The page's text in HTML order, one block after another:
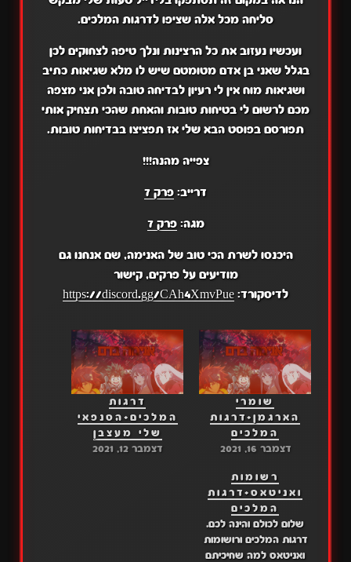
סליחה מכל אלה שציפו לדרגות המלכים.
ועכשיו נעזוב את כל הרצינות ונלך טיפה לצחוקים לכן
בגלל שאני בן אדם מטומטם שיש לו מלא שגיאות כתיב
ושגיאות מוח אין לי רעיון לבדיחה טובה ולכן אני מצפה
מכם לרשום לי בטיחות טובות והאחת שהכי תצחיק אותי
תפורסם בפוסט הבא שלי אז תפציצו בבדיחות טובות.
צפייה מהנה!!!
דרייב: פרק 7
מגה:פרק 7
היכנסו לשרת הכי טוב של האנימה, שם אנחנו גם
מודיעים על פרקים, קישור
לדיסקורד: https://discord.gg/CAh4XmvPue
שומרי
הארגמן+דרגות
המלכים
דצמבר 16, 2021
דרגות
המלכים+הסנפאי
שלי מעצבן
דצמבר 12, 2021
רשומות
ואניטאס+דרגות
המלכים
שלום לכולם והינה לכם.
דרגות המלכים ורושומות
ואניטאס למה שחיכיתם